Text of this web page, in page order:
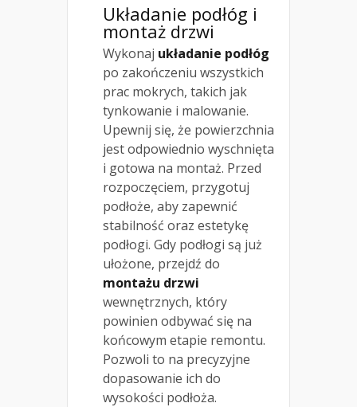
Układanie podłóg i
montaż drzwi
Wykonaj układanie podłóg
po zakończeniu wszystkich
prac mokrych, takich jak
tynkowanie i malowanie.
Upewnij się, że powierzchnia
jest odpowiednio wyschnięta
i gotowa na montaż. Przed
rozpoczęciem, przygotuj
podłoże, aby zapewnić
stabilność oraz estetykę
podłogi. Gdy podłogi są już
ułożone, przejdź do
montażu drzwi
wewnętrznych, który
powinien odbywać się na
końcowym etapie remontu.
Pozwoli to na precyzyjne
dopasowanie ich do
wysokości podłoża.